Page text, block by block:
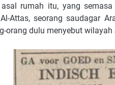
rumah itu, yang
Attas, seorang saudagar
orang dulu menyebut